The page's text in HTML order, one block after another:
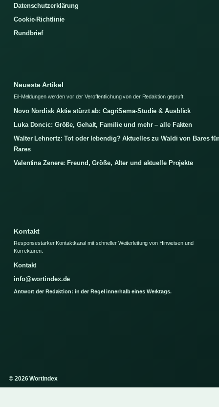
Datenschutzerklärung
Cookie-Richtlinie
Rundbrief
Neueste Artikel
Eil-Meldungen werden vor der Veroffentlichung von der Redaktion gepruft.
Novo Nordisk Aktie stürzt ab: CagriSema-Studie & Ausblick
Luka Doncic: Größe, Gehalt, Familie und mehr – alle Fakten
Walter Lehnertz: Tot oder lebendig? Aktuelles zu Waldi von Bares
Rares
Valentina Zenere: Freund, Größe, Alter und aktuelle Projekte
Kontakt
Responsestarker Kontaktkanal mit schneller Weiterleitung von Hinweisen und
Korrekturen.
Kontakt
info@wortindex.de
Antwort der Redaktion: in der Regel innerhalb eines Werktags.
© 2026 Wortindex